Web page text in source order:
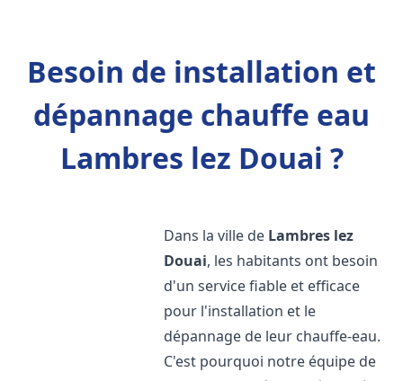
Besoin de installation et
dépannage chauffe eau
Lambres lez Douai ?
Dans la ville de Lambres lez
Douai, les habitants ont besoin
d'un service fiable et efficace
pour l'installation et le
dépannage de leur chauffe-eau.
C'est pourquoi notre équipe de